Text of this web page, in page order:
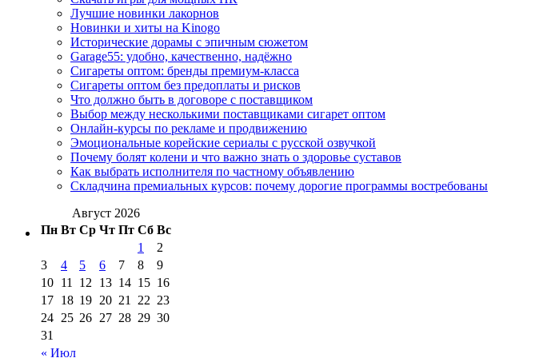
Лучшие новинки лакорнов
Новинки и хиты на Kinogo
Исторические дорамы с эпичным сюжетом
Garage55: удобно, качественно, надёжно
Сигареты оптом: бренды премиум-класса
Сигареты оптом без предоплаты и рисков
Что должно быть в договоре с поставщиком
Выбор между несколькими поставщиками сигарет оптом
Онлайн-курсы по рекламе и продвижению
Эмоциональные корейские сериалы с русской озвучкой
Почему болят колени и что важно знать о здоровье суставов
Как выбрать исполнителя по частному объявлению
Складчина премиальных курсов: почему дорогие программы востребованы
Август 2026
Пн Вт Ср Чт Пт Сб Вс
« Июл
1
2
3
4 5 6 7 8
9
10 11 12 13 14 15 16
17 18 19 20 21 22 23
24 25 26 27 28 29 30
31